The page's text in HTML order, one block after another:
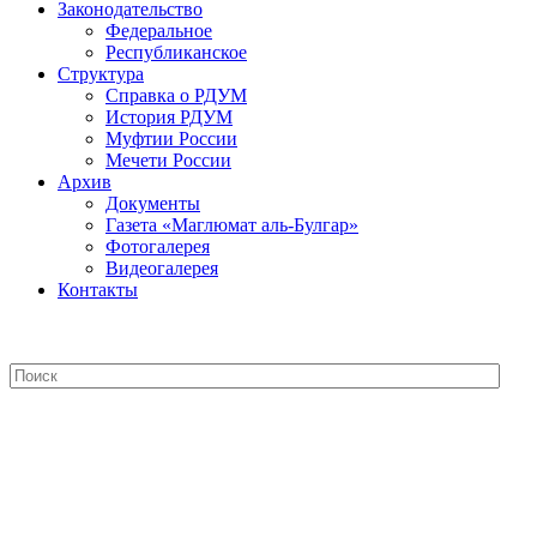
Законодательство
Федеральное
Республиканское
Структура
Справка о РДУМ
История РДУМ
Муфтии России
Мечети России
Архив
Документы
Газета «Маглюмат аль-Булгар»
Фотогалерея
Видеогалерея
Контакты